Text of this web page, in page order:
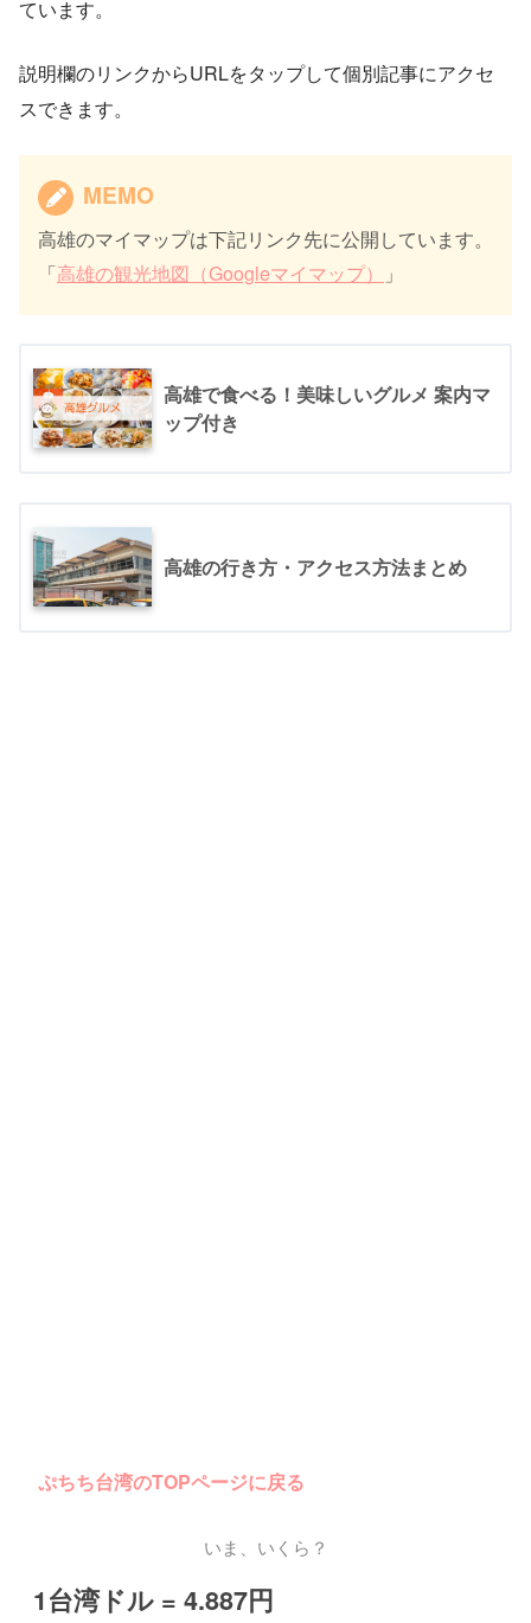
ています。
説明欄のリンクからURLをタップして個別記事にアクセ
スできます。
MEMO
高雄のマイマップは下記リンク先に公開しています。
「高雄の観光地図（Googleマイマップ） 」
高雄で食べる！美味しいグルメ 案内マ
ップ付き
高雄の行き方・アクセス方法まとめ
ぷちち台湾のTOPページに戻る
いま、いくら？
1台湾ドル = 4.887円